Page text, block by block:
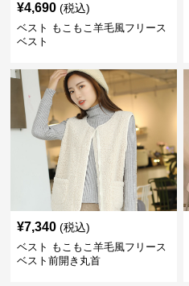
¥4,690 (税込)
ベスト もこもこ羊毛風フリース
ベスト
¥7,340 (税込)
ベスト もこもこ羊毛風フリース
ベスト前開き丸首